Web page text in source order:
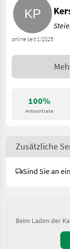
100%
Antwortrate
online seit 1/2025
Zusätzliche
Sind Sie an
Beim Laden der